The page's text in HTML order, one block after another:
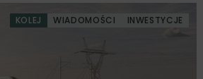
KOLEJ WIADOMOŚCI INWESTYCJE